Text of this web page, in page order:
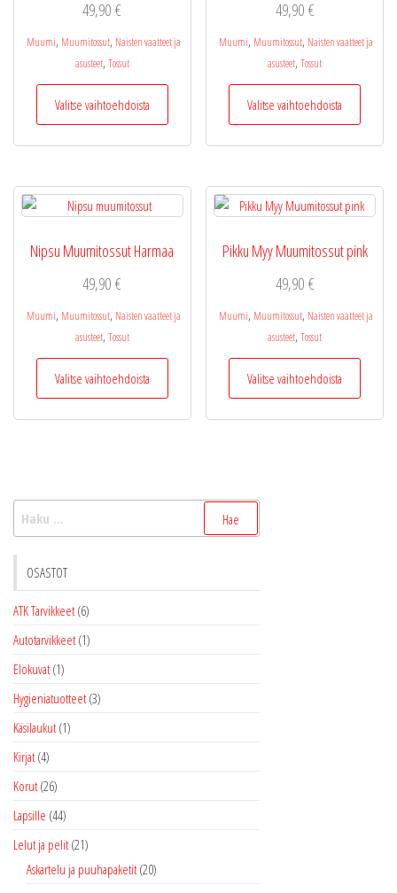
49,90€
Muumi, Muumitossut, Naisten vaatteet ja
asusteet, Tossut
Valitse vaihtoehdoista
Tällä
Voit
tehdä
tuotteen
49,90 €
Muumi, Muumitossut, Naisten vaatteet ja
asusteet, Tossut
Valitse vaihtoehdoista
Tällä
Voit
tehdä
Nipsu Muumitossut Harmaa
49,90€
Muumi, Muumitossut, Naisten vaatteet ja
asusteet, Tossut
Valitse vaihtoehdoista
Tällä
tuotteen
Pikku Myy Muumitossut pink
49,90 €
Muumi, Muumitossut, Naisten vaatteet ja
asusteet, Tossut
Valitse vaihtoehdoista
Tällä
OSASTOT
ATK Tarvikkeet (6)
Autotarvikkeet (1)
Elokuvat (1)
Hygieniatuotteet (3)
Käsilaukut (1)
Kirjat (4)
Korut (26)
Lapsille (44)
Lelut ja pelit (21)
Askartelu ja puuhapaketit (20)